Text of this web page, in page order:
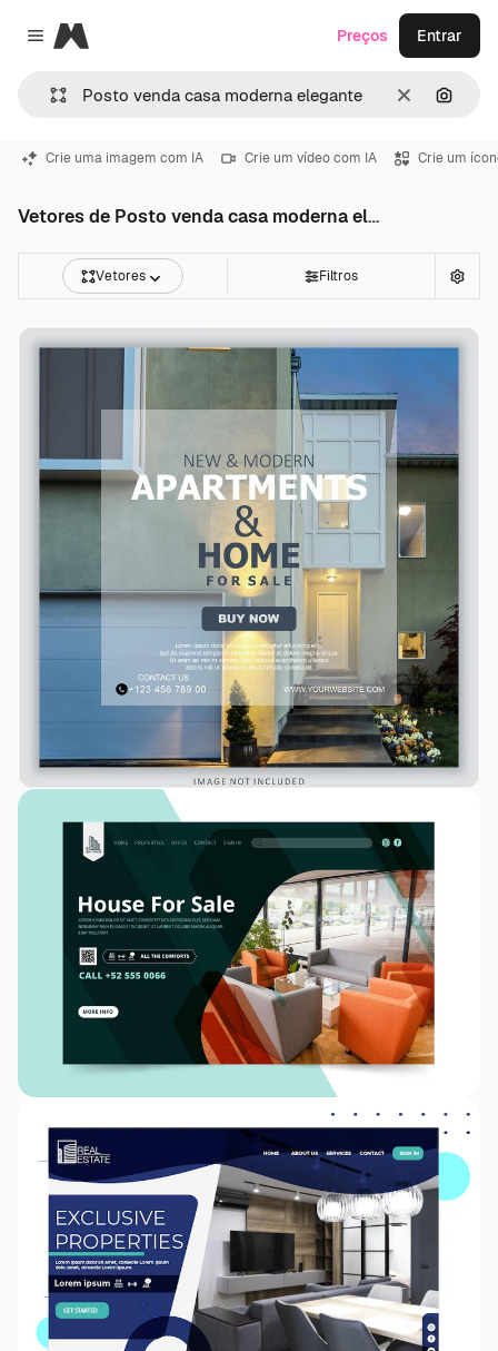
Close menu
Magnific
Limpar
Preços Entrar
Crie uma imagem com IA Crie um vídeo com IA Crie um
Vetores de Posto venda casa moderna elegante
Vetores Filtros